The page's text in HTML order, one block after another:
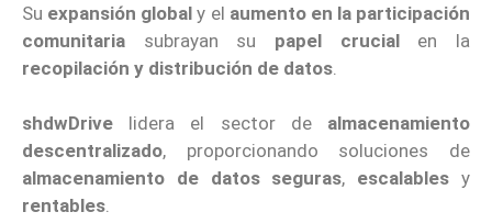
Su expansión global y el aumento en la participación
comunitaria subrayan su papel crucialen la
recopilación y distribución de datos
shdwDrive lidera el sector de almacenamiento
descentralizado, proporcionando soluciones de
almacenamiento de datos seguras, escalables y
rentables.